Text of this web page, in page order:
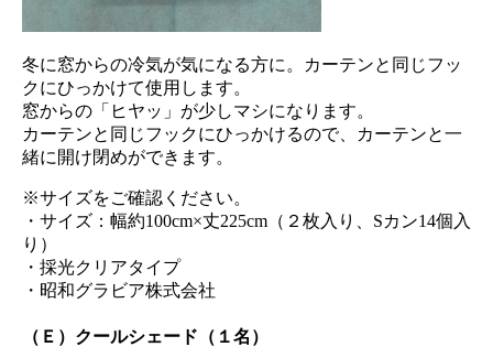
冬に窓からの冷気が気になる方に。カーテンと同じフッ
クにひっかけて使用します。
窓からの「ヒヤッ」が少しマシになります。
カーテンと同じフックにひっかけるので、カーテンと一
緒に開け閉めができます。
※サイズをご確認ください。
・サイズ：幅約100cm×丈225cm（２枚入り、Sカン14個入
り）
・採光クリアタイプ
・昭和グラビア株式会社
（Ｅ）クールシェード（１名）